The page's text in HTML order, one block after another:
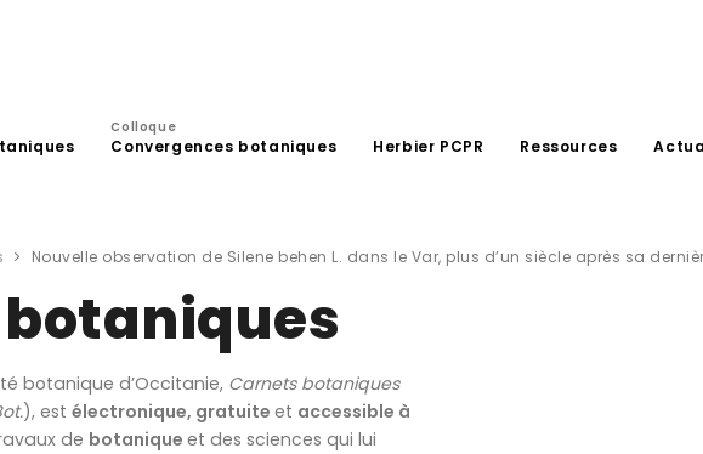
Colloque
Convergences botaniques Herbier PCPR Ressources
Nouvelle observation de Silene behen L. dans le Var, plus d’un siècle après sa
botanique d’Occitanie, Carnets botaniques
), est électronique, gratuite et accessible à
de botanique et des sciences qui lui